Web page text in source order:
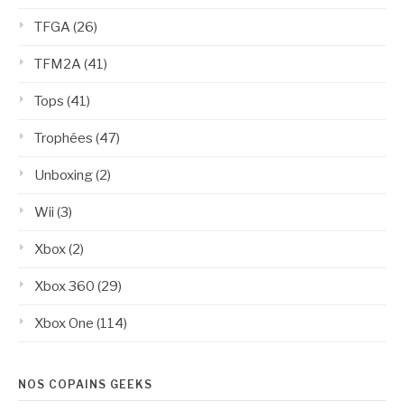
TFGA(26)
TFM2A(41)
Tops (41)
Trophées (47)
Unboxing(2)
Wii (3)
Xbox(2)
Xbox 360 (29)
Xbox One (114)
NOS COPAINS GEEKS